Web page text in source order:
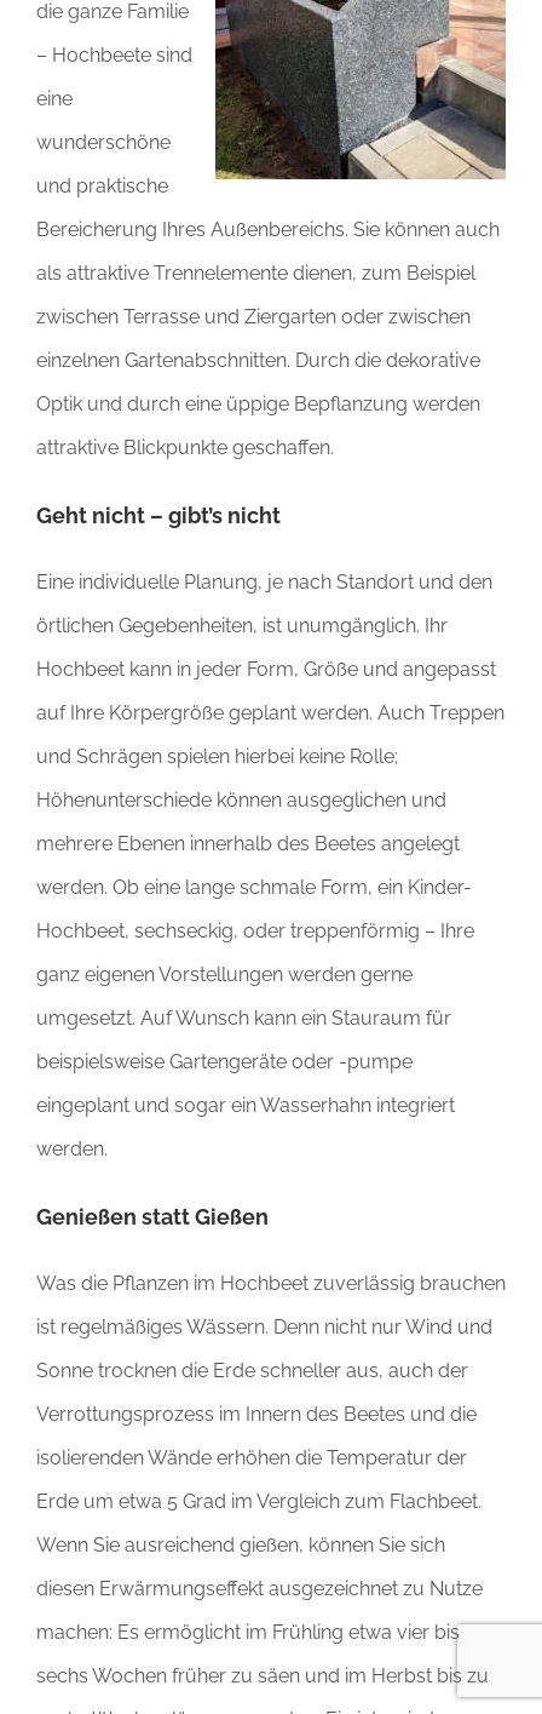
die ganze Familie
– Hochbeete sind
eine
wunderschöne
und praktische
Bereicherung Ihres Außenbereichs. Sie können auch
als attraktive Trennelemente dienen, zum Beispiel
zwischen Terrasse und Ziergarten oder zwischen
einzelnen Gartenabschnitten. Durch die dekorative
Optik und durch eine üppige Bepflanzung werden
attraktive Blickpunkte geschaffen.
Geht nicht – gibt’s nicht
Eine individuelle Planung, je nach Standort und den
örtlichen Gegebenheiten, ist unumgänglich. Ihr
Hochbeet kann in jeder Form, Größe und angepasst
auf Ihre Körpergröße geplant werden. Auch Treppen
und Schrägen spielen hierbei keine Rolle;
Höhenunterschiede können ausgeglichen und
mehrere Ebenen innerhalb des Beetes angelegt
werden. Ob eine lange schmale Form, ein Kinder-
Hochbeet, sechseckig, oder treppenförmig – Ihre
ganz eigenen Vorstellungen werden gerne
umgesetzt. Auf Wunsch kann ein Stauraum für
beispielsweise Gartengeräte oder -pumpe
eingeplant und sogar ein Wasserhahn integriert
werden.
Genießen statt Gießen
Was die Pflanzen im Hochbeet zuverlässig brauchen
ist regelmäßiges Wässern. Denn nicht nur Wind und
Sonne trocknen die Erde schneller aus, auch der
Verrottungsprozess im Innern des Beetes und die
isolierenden Wände erhöhen die Temperatur der
Erde um etwa 5 Grad im Vergleich zum Flachbeet.
Wenn Sie ausreichend gießen, können Sie sich
diesen Erwärmungseffekt ausgezeichnet zu Nutze
machen: Es ermöglicht im Frühling etwa vier bis
sechs Wochen früher zu säen und im Herbst bis zu